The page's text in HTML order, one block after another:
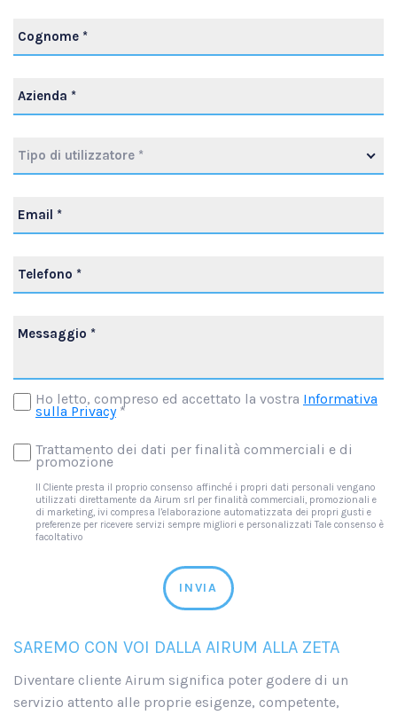
Tipo di utilizzatore *
Ho letto, compreso ed accettato la vostra Informativa
sulla Privacy*
Trattamento dei dati per finalità commerciali e di
promozione
Il Cliente presta il proprio consenso affinché i propri dati personali vengano
utilizzati direttamente da Airum srl per finalità commerciali, promozionali e
di marketing, ivi compresa l’elaborazione automatizzata dei propri gusti e
preferenze per ricevere servizi sempre migliori e personalizzati Tale consenso è
facoltativo
INVIA
SAREMO CON VOI DALLA AIRUM ALLA ZETA
Diventare cliente Airum significa poter godere di un
servizio attento alle proprie esigenze, competente,